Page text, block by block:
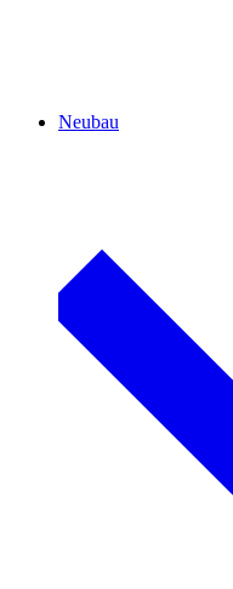
Neubau